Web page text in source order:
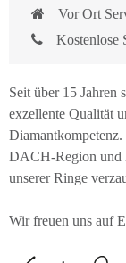
Vor Ort
Kostenlose
Seit über 15
exzellente Qualität
DACH-Region und
unserer Ringe
Wir freuen uns auf